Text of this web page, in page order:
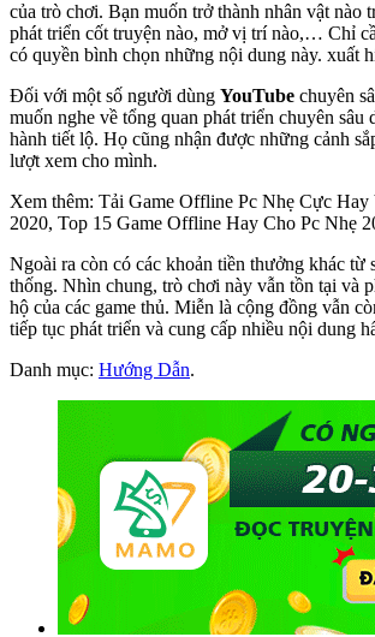
của trò chơi. Bạn muốn trở thành nhân vật nào
phát triển cốt truyện nào, mở vị trí nào,… Chỉ
có quyền bình chọn những nội dung này. xuất
Đối với một số người dùng YouTube chuyên
muốn nghe về tổng quan phát triển chuyên sâu
hành tiết lộ. Họ cũng nhận được những cảnh
lượt xem cho mình.
Xem thêm: Tải Game Offline Pc Nhẹ Cực
2020, Top 15 Game Offline Hay Cho Pc Nhẹ
Ngoài ra còn có các khoản tiền thưởng khác từ
thống. Nhìn chung, trò chơi này vẫn tồn tại và
hộ của các game thủ. Miễn là cộng đồng vẫn
tiếp tục phát triển và cung cấp nhiều nội dung
Danh mục: Hướng Dẫn.